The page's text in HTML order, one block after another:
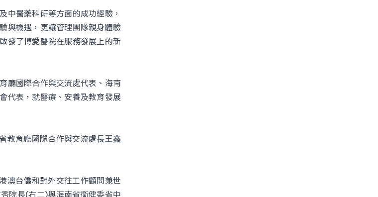
中醫藥科研等方面的成功經驗，
與機遇，更讓管理團隊親身體驗
發了博愛醫院在服務發展上的新
廳國際合作與交流處代表、海南
代表，就醫療、安養及教育發展
教育廳國際合作與交流處長王鑫
澳台僑和對外交往工作顧問兼世
院長(右二)與海南省衞健委省中